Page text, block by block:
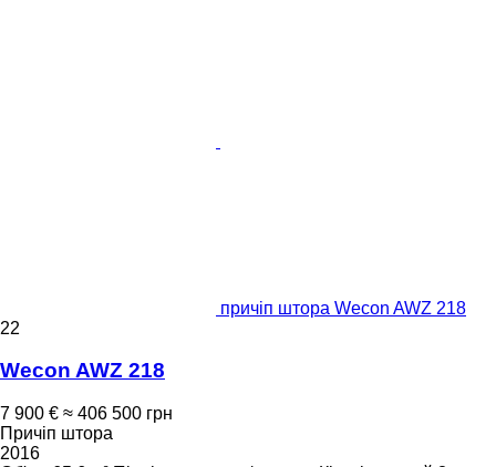
причіп штора Wecon AWZ 218
22
Wecon AWZ 218
7 900 € ≈ 406 500 грн
Причіп штора
2016